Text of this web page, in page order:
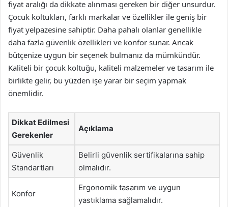
fiyat aralığı da dikkate alınması gereken bir diğer unsurdur.
Çocuk koltukları, farklı markalar ve özellikler ile geniş bir
fiyat yelpazesine sahiptir. Daha pahalı olanlar genellikle
daha fazla güvenlik özellikleri ve konfor sunar. Ancak
bütçenize uygun bir seçenek bulmanız da mümkündür.
Kaliteli bir çocuk koltuğu, kaliteli malzemeler ve tasarım ile
birlikte gelir, bu yüzden işe yarar bir seçim yapmak
önemlidir.
Dikkat Edilmesi
Gerekenler
Açıklama
Güvenlik
Standartları
Belirli güvenlik sertifikalarına sahip
olmalıdır.
Konfor
Ergonomik tasarım ve uygun
yastıklama sağlamalıdır.